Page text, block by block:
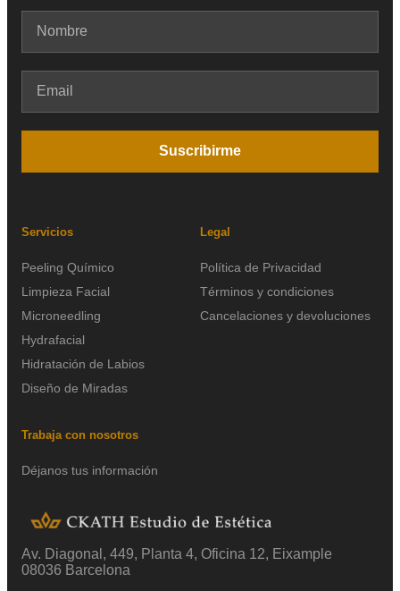
Suscribirme
Servicios
Peeling Químico
Limpieza Facial
Microneedling
Hydrafacial
Hidratación de Labios
Diseño de Miradas
Legal
Política de Privacidad
Términos y condiciones
Cancelaciones y devoluciones
Trabaja con nosotros
Déjanos tus información
Av. Diagonal, 449, Planta 4, Oficina 12, Eixample
08036 Barcelona